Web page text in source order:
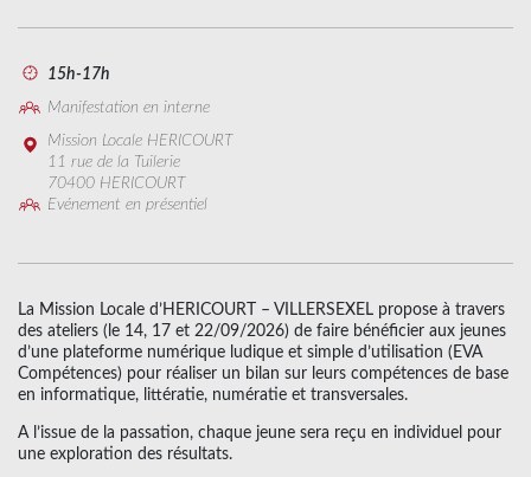
15h-17h
Manifestation en interne
Mission Locale HERICOURT
11 rue de la Tuilerie
70400 HERICOURT
Evénement en présentiel
La Mission Locale d’HERICOURT – VILLERSEXEL propose à travers
des ateliers (le 14, 17 et 22/09/2026) de faire bénéficier aux jeunes
d’une plateforme numérique ludique et simple d’utilisation (EVA
Compétences) pour réaliser un bilan sur leurs compétences de base
en informatique, littératie, numératie et transversales.
A l’issue de la passation, chaque jeune sera reçu en individuel pour
une exploration des résultats.